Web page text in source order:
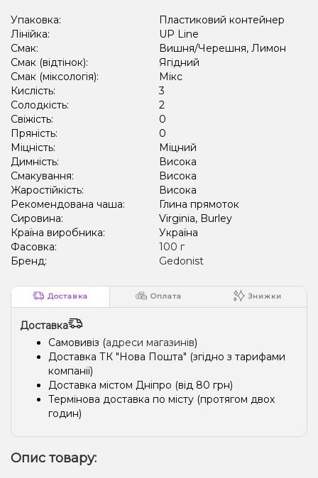
Упаковка:
Пластиковий контейнер
Лінійка:
UP Line
Смак:
Вишня/Черешня, Лимон
Смак (відтінок):
Ягідний
Смак (міксологія):
Мікс
Кислість:
3
Солодкість:
2
Свіжість:
0
Пряність:
0
Міцність:
Міцний
Димність:
Висока
Смакування:
Висока
Жаростійкість:
Висока
Рекомендована чаша:
Глина прямоток
Сировина:
Virginia, Burley
Країна виробника:
Україна
Фасовка:
100 г
Бренд:
Gedonist
Доставка Оплата Знижки
Доставка
Самовивіз (адреси магазинів)
Доставка ТК "Нова Пошта" (згідно з тарифами
компанії)
Доставка містом Дніпро (від 80 грн)
Термінова доставка по місту (протягом двох
годин)
Опис товару: